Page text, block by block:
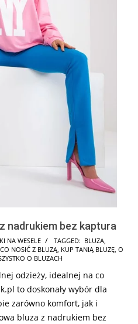
nadrukiem bez kaptura
NA WESELE TAGGED: BLUZA,
CO NOSIĆ Z BLUZĄ, KUP TANIĄ BLUZĘ, O
O BLUZACH
odzieży, idealnej na co
to doskonały wybór dla
zarówno komfort, jak i
bluza z nadrukiem bez